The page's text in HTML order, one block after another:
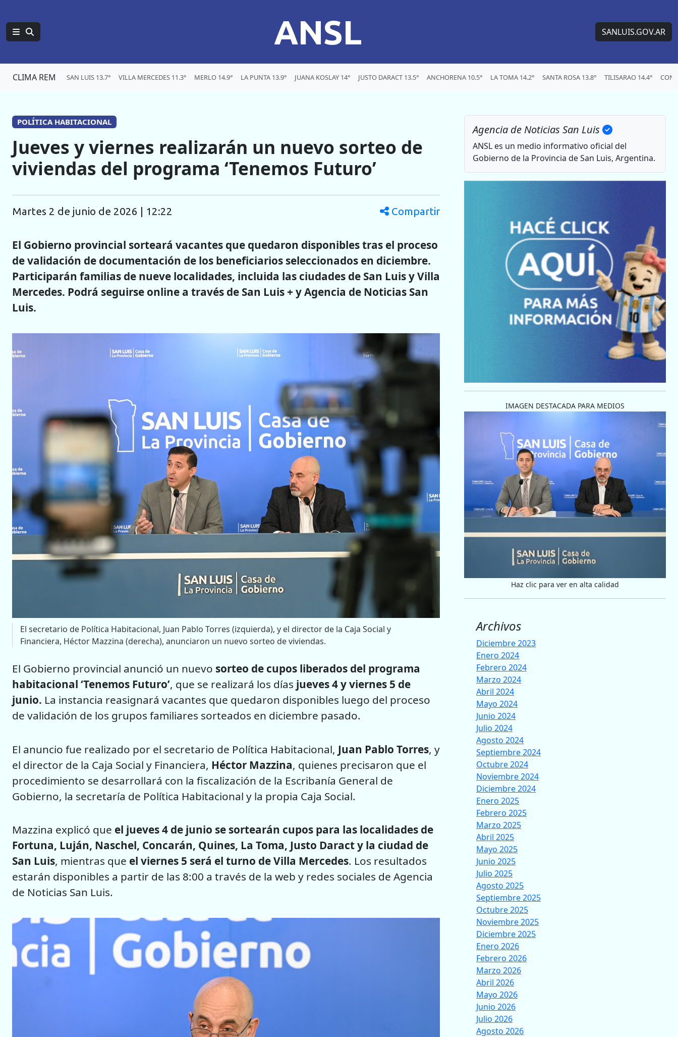
ANSL SANLUIS.GOV.AR
CLIMA REM SAN LUIS 13.7° VILLA MERCEDES 11.3° MERLO 14.9° LA PUNTA 13.9° JUANA KOSLAY 14° JUSTO DARACT 13.5° ANCHORENA 10.5° LA TOMA 14.2° SANTA ROSA 13.8° TILISARAO 14.4°
POLÍTICA HABITACIONAL
Jueves y viernes realizarán un nuevo sorteo de
viviendas del programa ‘Tenemos Futuro’
martes 2 de junio de 2026 | 12:22 Compartir
El Gobierno provincial sorteará vacantes que quedaron disponibles tras el proceso
de validación de documentación de los beneficiarios seleccionados en diciembre.
Participarán familias de nueve localidades, incluida las ciudades de San Luis y Villa
Mercedes. Podrá seguirse online a través de San Luis + y Agencia de Noticias San
Luis.
El secretario de Política Habitacional, Juan Pablo Torres (izquierda), y el director de la Caja Social y
Financiera, Héctor Mazzina (derecha), anunciaron un nuevo sorteo de viviendas.
El Gobierno provincial anunció un nuevo sorteo de cupos liberados del programa
habitacional ‘Tenemos Futuro’, que se realizará los días jueves 4 y viernes 5 de
junio. La instancia reasignará vacantes que quedaron disponibles luego del proceso
de validación de los grupos familiares sorteados en diciembre pasado.
El anuncio fue realizado por el secretario de Política Habitacional, Juan Pablo Torres, y
el director de la Caja Social y Financiera, Héctor Mazzina, quienes precisaron que el
procedimiento se desarrollará con la fiscalización de la Escribanía General de
Gobierno, la secretaría de Política Habitacional y la propia Caja Social.
Mazzina explicó que el jueves 4 de junio se sortearán cupos para las localidades de
Fortuna, Luján, Naschel, Concarán, Quines, La Toma, Justo Daract y la ciudad de
San Luis, mientras que el viernes 5 será el turno de Villa Mercedes. Los resultados
estarán disponibles a partir de las 8:00 a través de la web y redes sociales de Agencia
de Noticias San Luis.
Agencia de Noticias San Luis
ANSL es un medio informativo oficial del
Gobierno de la Provincia de San Luis, Argentina.
IMAGEN DESTACADA PARA MEDIOS
Haz clic para ver en alta calidad
Archivos
Diciembre 2023
Enero 2024
Febrero 2024
Marzo 2024
Abril 2024
Mayo 2024
Junio 2024
Julio 2024
Agosto 2024
Septiembre 2024
Octubre 2024
Noviembre 2024
Diciembre 2024
Enero 2025
Febrero 2025
Marzo 2025
Abril 2025
Mayo 2025
Junio 2025
Julio 2025
Agosto 2025
Septiembre 2025
Octubre 2025
Noviembre 2025
Diciembre 2025
Enero 2026
Febrero 2026
Marzo 2026
Abril 2026
Mayo 2026
Junio 2026
Julio 2026
Agosto 2026